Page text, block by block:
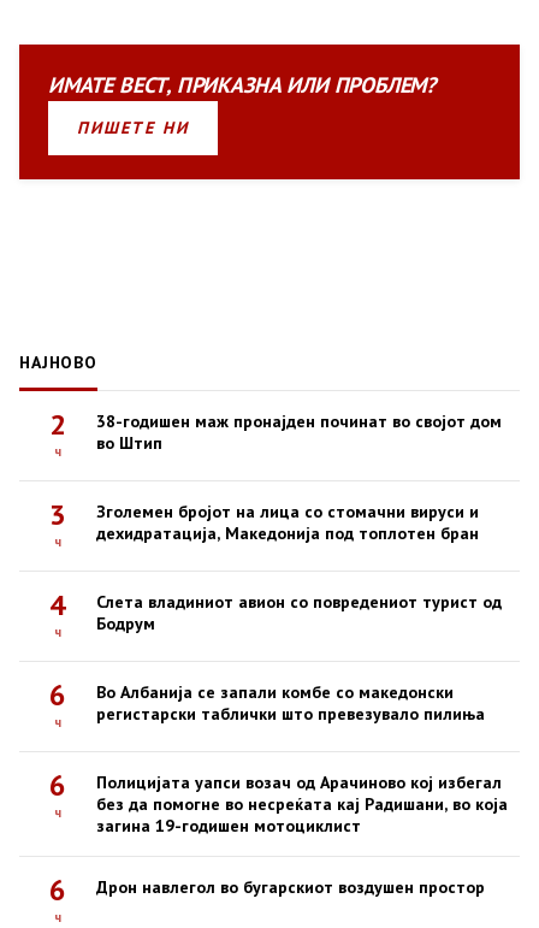
ИМАТЕВЕСТ, ПРИКАЗНАИЛИПРОБЛЕМ?
ПИШЕТЕ НИ
НАЈНОВО
2
ч
38-годишен маж пронајден починат во својот дом
во Штип
3
ч
Зголемен бројот на лица со стомачни вируси и
дехидратација, Македонија под топлотен бран
4
ч
Слета владиниот авион со повредениот турист од
Бодрум
6
ч
Во Албанија се запали комбе со македонски
регистарски таблички што превезувало пилиња
6
ч
Полицијата уапси возач од Арачиново кој избегал
без да помогне во несреќата кај Радишани, во која
загина 19-годишен мотоциклист
6
ч
Дрон навлегол во бугарскиот воздушен простор